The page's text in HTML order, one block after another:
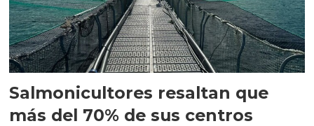
Salmonicultores resaltan que
más del 70% de sus centros